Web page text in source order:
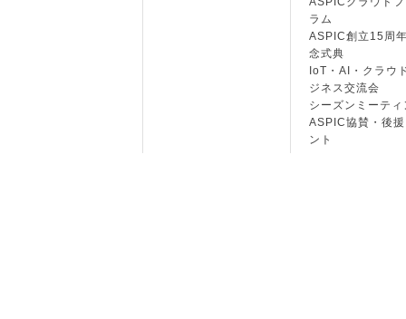
ラム
ASPIC創立15周
念式典
IoT・AI・クラウ
ジネス交流会
シーズンミーティ
ASPIC協賛・後
ント